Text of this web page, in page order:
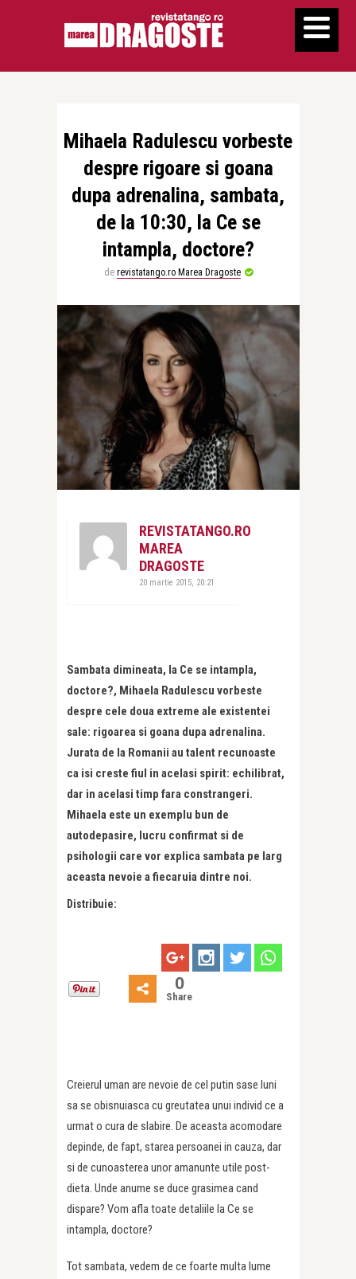
Mihaela Radulescu vorbeste
despre rigoare si goana
dupa adrenalina, sambata,
de la 10:30, la Ce se
intampla, doctore?
de revistatango.ro Marea Dragoste
REVISTATANGO.RO
MAREA
DRAGOSTE
20 martie 2015, 20:21
Sambata dimineata, la Ce se intampla,
doctore?, Mihaela Radulescu vorbeste
despre cele doua extreme ale existentei
sale: rigoarea si goana dupa adrenalina.
Jurata de la Romanii au talent recunoaste
ca isi creste fiul in acelasi spirit: echilibrat,
dar in acelasi timp fara constrangeri.
Mihaela este un exemplu bun de
autodepasire, lucru confirmat si de
psihologii care vor explica sambata pe larg
aceasta nevoie a fiecaruia dintre noi.
Distribuie:
0
Share
Creierul uman are nevoie de cel putin sase luni
sa se obisnuiasca cu greutatea unui individ ce a
urmat o cura de slabire. De aceasta acomodare
depinde, de fapt, starea persoanei in cauza, dar
si de cunoasterea unor amanunte utile post-
dieta. Unde anume se duce grasimea cand
dispare? Vom afla toate detaliile la Ce se
intampla, doctore?
Tot sambata, vedem de ce foarte multa lume